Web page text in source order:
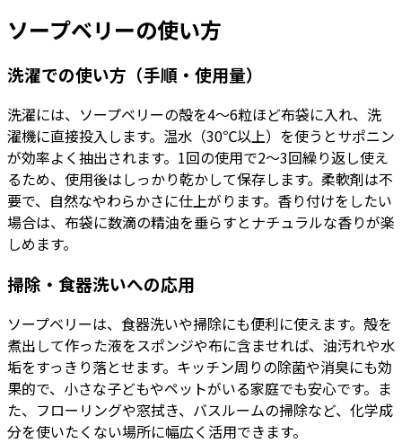
ソープベリーの使い方
洗濯での使い方（手順・使用量）
洗濯には、ソープベリーの殻を4〜6粒ほど布袋に入れ、洗
濯機に直接投入します。温水（30℃以上）を使うとサポニン
が効率よく抽出されます。1回の使用で2〜3回繰り返し使え
るため、使用後はしっかり乾かして保存します。柔軟剤は不
要で、自然なやわらかさに仕上がります。香り付けをしたい
場合は、布袋に数滴の精油を垂らすとナチュラルな香りが楽
しめます。
掃除・食器洗いへの応用
ソープベリーは、食器洗いや掃除にも便利に使えます。殻を
煮出して作った液をスポンジや布に含ませれば、油汚れや水
垢をすっきり落とせます。キッチン周りの除菌や消臭にも効
果的で、小さな子どもやペットがいる家庭でも安心です。ま
た、フローリングや窓拭き、バスルームの掃除など、化学成
分を使いたくない場所に幅広く活用できます。